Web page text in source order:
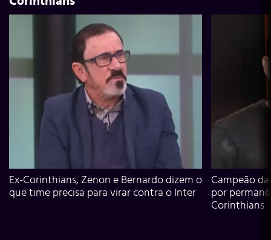
Ex-Corinthians, Zenon e Bernardo dizem o
que time precisa para virar contra o Inter
Campeão
por
Corinthians